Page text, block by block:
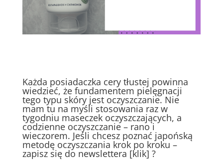
Każda posiadaczka cery tłustej powinna
wiedzieć, że fundamentem pielęgnacji
tego typu skóry jest oczyszczanie. Nie
mam tu na myśli stosowania raz w
tygodniu maseczek oczyszczających, a
codzienne oczyszczanie – rano i
wieczorem. Jeśli chcesz poznać japońską
metodę oczyszczania krok po kroku –
zapisz się do newslettera [klik] ?